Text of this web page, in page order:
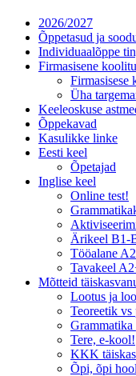
2026/2027
Õppetasud ja
Individuaalõppe
Firmasisene
Firmasisese
Üha
Keeleoskuse
Õppekavad
Kasulikke linke
Eesti keel
Õpetajad
Inglise keel
Online test!
Ärikeel B1-
Tööalane
Tavakeel
Mõtteid
Lootus ja
Teoreetik
Grammatika
Tere, e-kool!
KKK
Õpi, õpi